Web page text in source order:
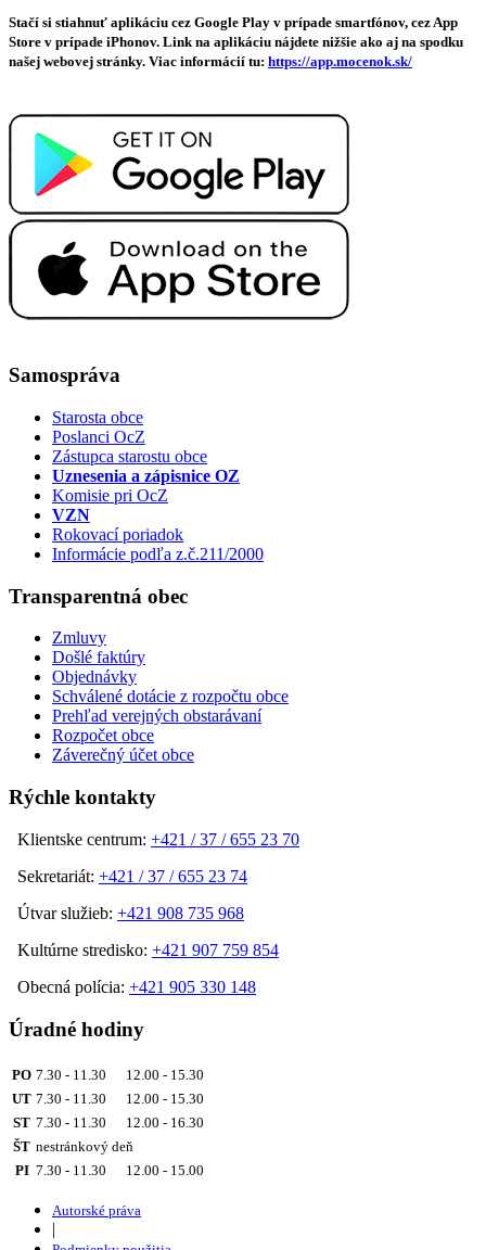
Stačí si stiahnuť aplikáciu cez Google Play v prípade smartfónov, cez App
Store v prípade iPhonov. Link na aplikáciu nájdete nižšie ako aj na spodku
našej webovej stránky. Viac informácií tu: https://app.mocenok.sk/
Samospráva
Starosta obce
Poslanci OcZ
Zástupca starostu obce
Uznesenia a zápisnice OZ
Komisie pri OcZ
VZN
Rokovací poriadok
Informácie podľa z.č.211/2000
Transparentná obec
Zmluvy
Došlé faktúry
Objednávky
Schválené dotácie z rozpočtu obce
Prehľad verejných obstarávaní
Rozpočet obce
Záverečný účet obce
Rýchle kontakty
Klientske centrum: +421 / 37 / 655 23 70
Sekretariát: +421 / 37 / 655 23 74
Útvar služieb: +421 908 735 968
Kultúrne stredisko: +421 907 759 854
Obecná polícia: +421 905 330 148
Úradné hodiny
PO 7.30 - 11.30 12.00 - 15.30
UT 7.30 - 11.30 12.00 - 15.30
ST 7.30 - 11.30 12.00 - 16.30
ŠT nestránkový deň
PI 7.30 - 11.30 12.00 - 15.00
Autorské práva
|